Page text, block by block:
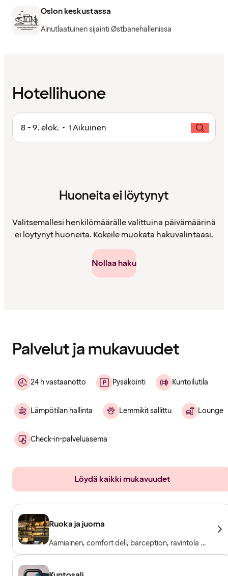
Oslon keskustassa
Ainutlaatuinen sijainti Østbanehallenissa
Hotellihuone
8 - 9. elok. • 1 Aikuinen
Huoneita ei löytynyt
Valitsemallesi henkilömäärälle valittuina päivämäärinä
ei löytynyt huoneita. Kokeile muokata hakuvalintaasi.
Nollaa haku
Palvelut ja mukavuudet
24 h vastaanotto Pysäköinti Kuntoilutila
Lämpötilan hallinta Lemmikit sallittu Lounge
Check-in-palveluasema
Löydä kaikki mukavuudet
Ruoka ja juoma
Aamiainen, comfort deli, barception, ravintola &
baari